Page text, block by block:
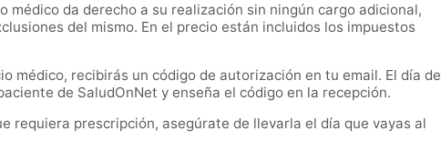
médico da derecho a su realización sin ningún cargo adicional,
del mismo. En el precio están incluidos los impuestos
médico, recibirás un código de autorización en tu email. El día de
de SaludOnNet y enseña el código en la recepción.
requiera prescripción, asegúrate de llevarla el día que vayas al